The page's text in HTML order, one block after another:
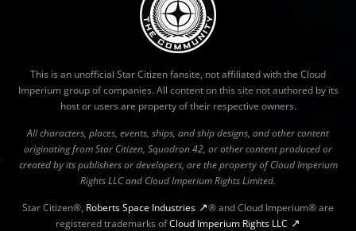
This is an unofficial Star Citizen fansite, not affiliated with the Cloud
Imperium group of companies. All content on this site not authored by its
host or users are property of their respective owners.
All characters, places, events, ships, and ship designs, and other content
originating from Star Citizen, Squadron 42, or other content produced or
created by its publishers or developers, are the property of Cloud Imperium
Rights LLC and Cloud Imperium Rights Limited.
Star Citizen®, Roberts Space Industries
® and Cloud Imperium® are
registered trademarks ofCloud Imperium Rights LLC